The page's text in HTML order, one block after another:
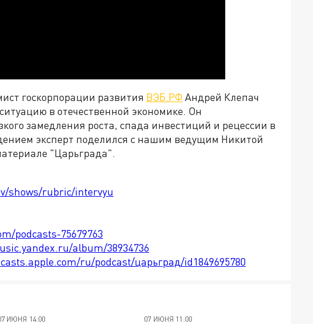
госкорпорации развития ВЭБ.РФ Андрей Клепач
в отечественной экономике. Он
замедления роста, спада инвестиций и рецессии в
эксперт поделился с нашим ведущим Никитой
"Царьграда".
shows/rubric/intervyu
podcasts-75679763
album/38934736
ru/podcast/царьград/id1849695780
ИЮНЯ 14:00 07 ИЮНЯ 11:00